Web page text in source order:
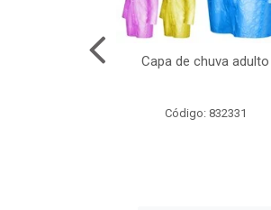
Capa de chuva adulto
Código: 832331